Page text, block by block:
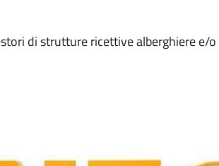
di strutture ricettive alberghiere e/o